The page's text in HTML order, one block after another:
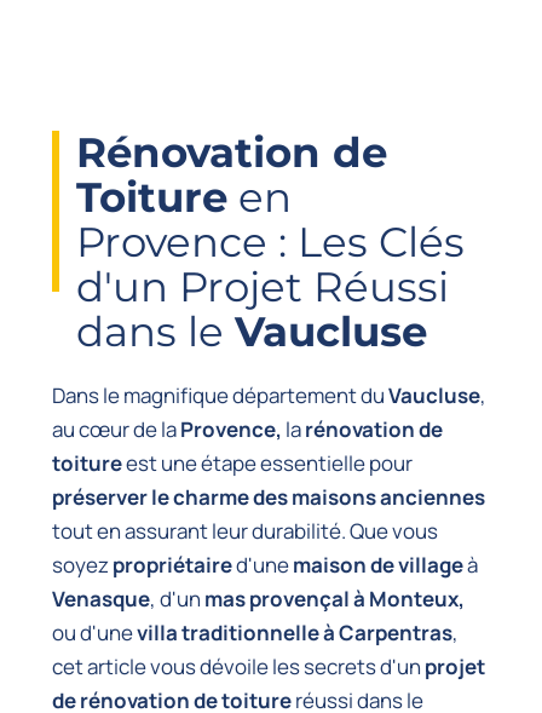
Rénovation de
Toitureen
Provence : Les Clés
d'un Projet Réussi
dans leVaucluse
Dans le magnifique département duVaucluse,
au cœur de laProvence, larénovation de
toitureest une étape essentielle pour
préserver le charme des maisons anciennes
tout en assurant leur durabilité. Que vous
soyezpropriétaired'unemaison de villageà
Venasque, d'un mas provençal à Monteux,
ou d'unevilla traditionnelle à Carpentras,
cet article vous dévoile les secrets d'un projet
de rénovation de toitureréussi dans le